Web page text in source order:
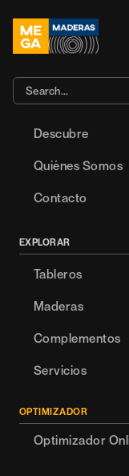
Search…
Descubre
Quiénes Somos
Contacto
EXPLORAR
Tableros
Maderas
Complementos
Servicios
OPTIMIZADOR
Optimizador